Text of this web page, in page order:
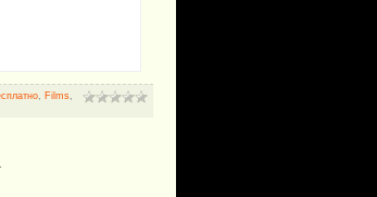
Films